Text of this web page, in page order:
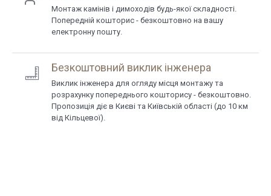
Монтаж камінів і димоходів будь-якої складності.
Попередній кошторис - безкоштовно на вашу
електронну пошту.
Безкоштовний виклик інженера
Виклик інженера для огляду місця монтажу та
розрахунку попереднього кошторису - безкоштовно.
Пропозиція діє в Києві та Київській області (до 10 км
від Кільцевої).